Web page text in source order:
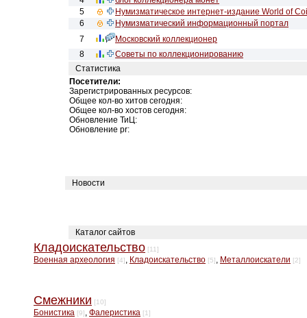
5
Нумизматическое интернет-издание World of
6
Нумизматический информационный портал
7
Московский коллекционер
8
Советы по коллекционированию
Статистика
Посетители:
Зарегистрированных ресурсов:
Общее кол-во хитов сегодня:
Общее кол-во хостов сегодня:
Обновление ТиЦ:
Обновление pr:
Новости
Каталог сайтов
Кладоискательство [11]
Военная археология [4], Кладоискательство [5], Металлоискатели [2]
Смежники [10]
Бонистика [9], Фалеристика [1]